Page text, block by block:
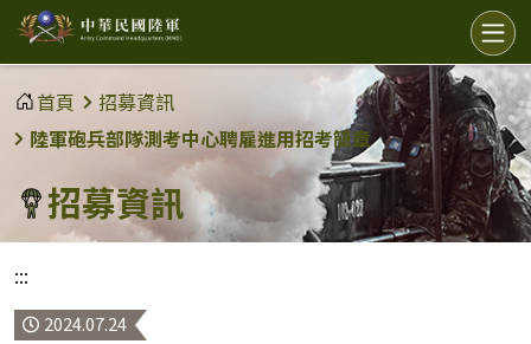
中
華
民
國
陸
軍
選
單
首頁
招募資訊
陸軍砲兵部隊測考中心聘雇進用招考簡章
招募資訊
:::
2024.07.24